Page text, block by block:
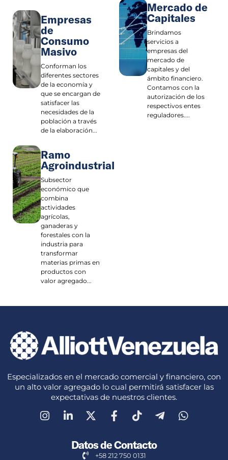
Empresas
de
Consumo
Masivo
Conforman los
diferentes sectores
de la economía y
que se encargan de
satisfacer las
necesidades de la
población a través
de la elaboración...
Ramo
Agroindustrial
Subsector
económico que
combina
actividades
agrícolas,
ganaderas y
forestales con la
industria para
transformar
materias primas en
productos con
valor agregado...
Mercado de
Capitales
Brindamos
servicios a
empresas del
mercado de
capitales y del
ámbito financiero.
Contamos con la
autorización de los
respectivos entes
reguladores....
Especializados en el mercado comercial y financiero, con
un alto valor agregado lo cual permitirá satisfacer las
expectativas de nuestros clientes.
Datos de Contacto
+58 212 750 0131